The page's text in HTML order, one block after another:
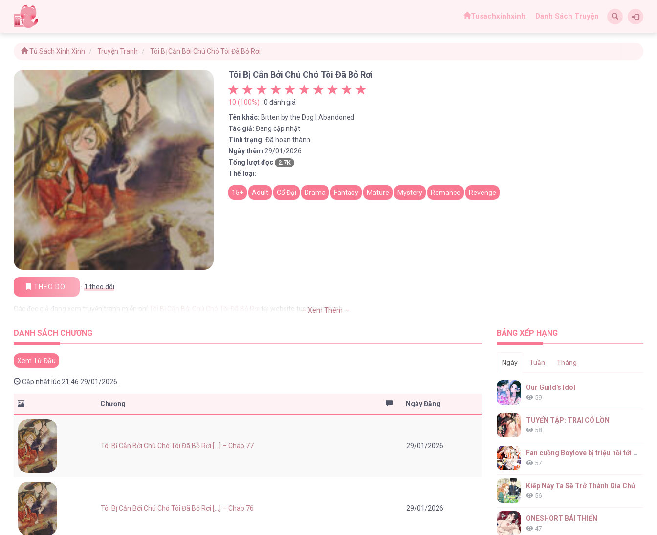
Tusachxinhxinh Danh Sách Truyện
Tủ Sách Xinh Xinh Truyện Tranh Tôi Bị Cắn Bởi Chú Chó Tôi Đã Bỏ Rơi
Tôi Bị Cắn Bởi Chú Chó Tôi Đã Bỏ Rơi
10 (100%) · 0 đánh giá
Tên khác: Bitten by the Dog I Abandoned
Tác giả: Đang cập nhật
Tình trạng: Đã hoàn thành
Ngày thêm 29/01/2026
Tổng lượt đọc
2.7K
Thể loại:
15+ Adult Cổ Đại Drama Fantasy Mature Mystery Romance Revenge
THEO DÕI ·1theo dõi
Các đọc giả đang xem truyện tranh miễn phí Tôi Bị Cắn Bởi Chú Chó Tôi Đã Bỏ Rơi tại website tusachxinhxinh
— Xem Thêm —
DANH SÁCH CHƯƠNG
Xem Từ Đầu
Cập nhật lúc 21:46 29/01/2026.
Chương Ngày Đăng
Tôi Bị Cắn Bởi Chú Chó Tôi Đã Bỏ Rơi [...] – Chap 77 29/01/2026
Tôi Bị Cắn Bởi Chú Chó Tôi Đã Bỏ Rơi [...] – Chap 76 29/01/2026
BẢNG XẾP HẠNG
Ngày Tuần Tháng
Our Guild's Idol
59
TUYỂN TẬP: TRAI CÓ LỒN
58
Fan cuồng Boylove bị triệu hồi tới một thế giới lạ
57
Kiếp Này Ta Sẽ Trở Thành Gia Chủ
56
ONESHORT BÁI THIẾN
47